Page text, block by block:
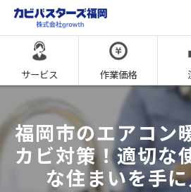
サービス 作業価格
福岡市のエアコン
カビ対策！適切な
な住まいを手